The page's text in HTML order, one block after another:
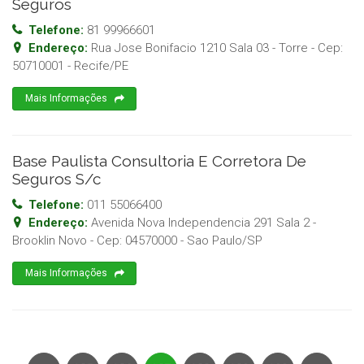
Seguros
Telefone: 81 99966601
Endereço: Rua Jose Bonifacio 1210 Sala 03 - Torre - Cep:
50710001 - Recife/PE
Mais Informações
Base Paulista Consultoria E Corretora De
Seguros S/c
Telefone: 011 55066400
Endereço: Avenida Nova Independencia 291 Sala 2 -
Brooklin Novo - Cep: 04570000 - Sao Paulo/SP
Mais Informações